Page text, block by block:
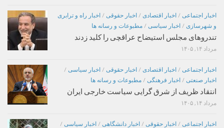
اخبار اجتماعی / اخبار اقتصادی / اخبار حقوقی / اخبار راه و ترابری
و شهرسازی / اخبار سیاسی / مطبوعات و رسانه ها
تندروهای مجلس استیضاح عراقچی را کلید زدند
مرداد ۱۴, ۱۴۰۵
اخبار اجتماعی / اخبار اقتصادی / اخبار حقوقی / اخبار سیاسی /
اخبار صنعتی / اخبار فرهنگی / مطبوعات و رسانه ها
انتقاد ظریف از شرق گرایی سیاست خارجی ایران
مرداد ۱۴, ۱۴۰۵
اخبار اجتماعی / اخبار حقوقی / اخبار دانشگاهی / اخبار سیاسی /